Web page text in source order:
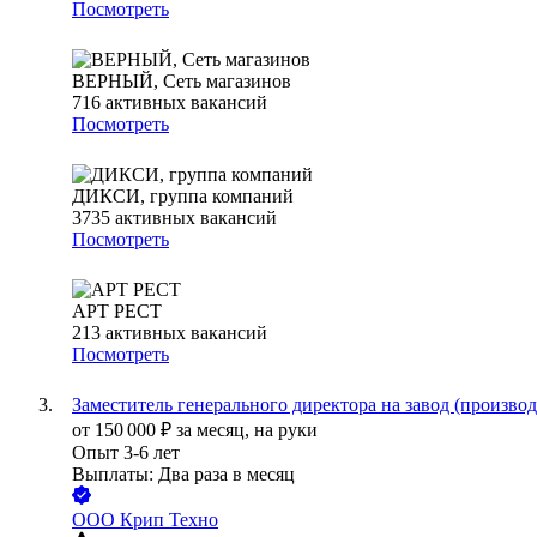
Посмотреть
ВЕРНЫЙ, Сеть магазинов
716 активных вакансий
Посмотреть
ДИКСИ, группа компаний
3735 активных вакансий
Посмотреть
АРТ РЕСТ
213 активных вакансий
Посмотреть
Заместитель генерального директора на завод
от 150 000 ₽ за месяц, на руки
Опыт 3-6 лет
Выплаты: Два раза в месяц
ООО Крип Техно